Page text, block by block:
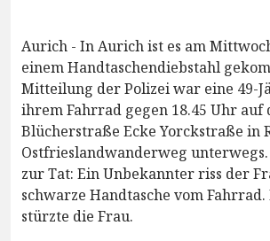
Aurich - In Aurich ist es am
einem Handtaschendiebstahl
Mitteilung der Polizei war eine 49-
ihrem Fahrrad gegen 18.45 Uhr auf
Blücherstraße Ecke Yorckstraße in
Ostfrieslandwanderweg unterwegs.
zur Tat: Ein Unbekannter riss der
schwarze Handtasche vom
stürzte die Frau.